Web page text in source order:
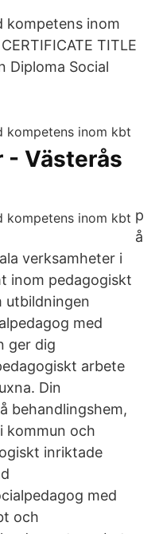
kompetens inom
TITLE
Diploma Social
- Västerås
p
å
verksamheter i
inom pedagogiskt
utbildningen
med
ger dig
arbete
Din
behandlingshem,
kommun och
inriktade
med
och